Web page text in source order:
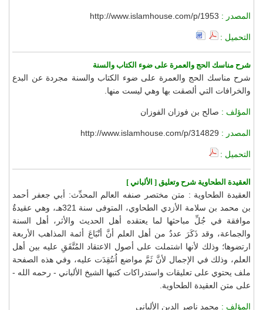
المصدر : http://www.islamhouse.com/p/1953
التحميل :
شرح مناسك الحج والعمرة على ضوء الكتاب والسنة
شرح مناسك الحج والعمرة على ضوء الكتاب والسنة مجردة عن البدع
والخرافات التي ألصقت بها وهي ليست منها.
المؤلف : صالح بن فوزان الفوزان
المصدر : http://www.islamhouse.com/p/314829
التحميل :
العقيدة الطحاوية شرح وتعليق [ الألباني ]
العقيدة الطحاوية : متن مختصر صنفه العالم المحدِّث: أبي جعفر أحمد
بن محمد بن سلامة الأزدي الطحاوي، المتوفى سنة 321هـ، وهي عقيدةٌ
موافقة في جُلِّ مباحثها لما يعتقده أهل الحديث والأثر، أهل السنة
والجماعة، وقد ذَكَرَ عددٌ من أهل العلم أنَّ أتْبَاعَ أئمة المذاهب الأربعة
ارتضوها؛ وذلك لأنها اشتملت على أصول الاعتقاد المُتَّفَقِ عليه بين أهل
العلم، وذلك في الإجمال لأنَّ ثَمَّ مواضع اُنتُقِدَت عليه، وفي هذه الصفحة
ملف يحتوي على تعليقات واستدراكات كتبها الشيخ الألباني - رحمه الله -
على متن العقيدة الطحاوية.
المؤلف : محمد ناصر الدين الألباني